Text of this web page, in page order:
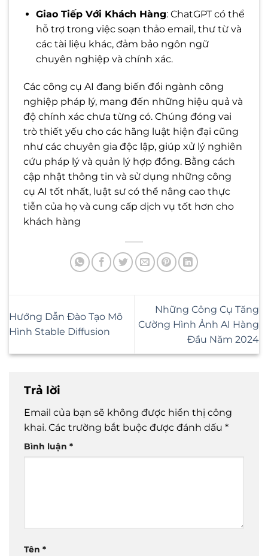
Giao Tiếp Với Khách Hàng: ChatGPT có thể
hỗ trợ trong việc soạn thảo email, thư từ và
các tài liệu khác, đảm bảo ngôn ngữ
chuyên nghiệp và chính xác.
Các công cụ AI đang biến đổi ngành công
nghiệp pháp lý, mang đến những hiệu quả và
độ chính xác chưa từng có. Chúng đóng vai
trò thiết yếu cho các hãng luật hiện đại cũng
như các chuyên gia độc lập, giúp xử lý nghiên
cứu pháp lý và quản lý hợp đồng. Bằng cách
cập nhật thông tin và sử dụng những công
cụ AI tốt nhất, luật sư có thể nâng cao thực
tiễn của họ và cung cấp dịch vụ tốt hơn cho
khách hàng
Hướng Dẫn Đào Tạo Mô
Hình Stable Diffusion
Những Công Cụ Tăng
Cường Hình Ảnh AI Hàng
Đầu Năm 2024
Trả lời
Email của bạn sẽ không được hiển thị công
khai. Các trường bắt buộc được đánh dấu *
Bình luận *
Tên *